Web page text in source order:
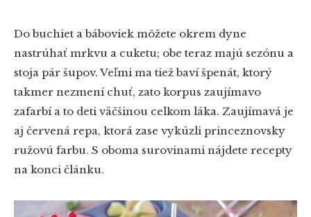
Do buchiet a báboviek môžete okrem dyne
nastrúhať mrkvu a cuketu; obe teraz majú sezónu a
stoja pár šupov. Veľmi ma tiež baví špenát, ktorý
takmer nezmení chuť, zato korpus zaujímavo
zafarbí a to deti väčšinou celkom láka. Zaujímavá je
aj červená repa, ktorá zase vykúzli princeznovsky
ružovú farbu. S oboma surovinami nájdete recepty
na konci článku.